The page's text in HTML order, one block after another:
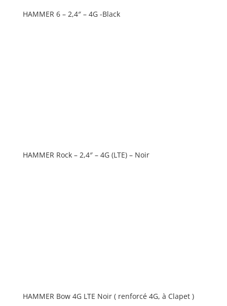
HAMMER 6 – 2,4″ – 4G -Black
HAMMER Rock – 2,4″ – 4G (LTE) – Noir
HAMMER Bow 4G LTE Noir ( renforcé 4G, à Clapet )